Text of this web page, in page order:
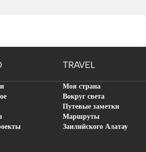
TRAVEL
Моя страна
Вокруг света
Путевые заметки
Маршруты
Заилийского Алатау